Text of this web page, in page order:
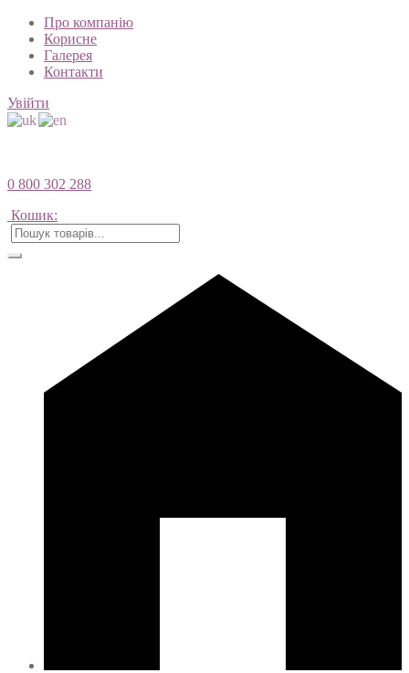
Про компанію
Корисне
Галерея
Контакти
Увійти
0 800 302 288
Кошик: